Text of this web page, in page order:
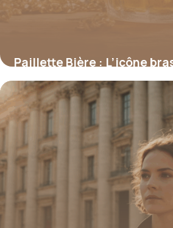
Paillette Bière : L’icône
normande aux multiples
16 juin 2026